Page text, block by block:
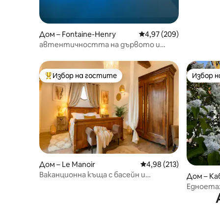
Дом – Fontaine-Henry Средна оценка: 4,97
4,97 (209)
автентичността на дървото и
Най-популярен избор на гостите
Избор на гостите
Дом – Le Manoir Средна оценка: 4,98
4,98 (213)
Ваканционна къща с басейн и
Избор
Избор
Дом –